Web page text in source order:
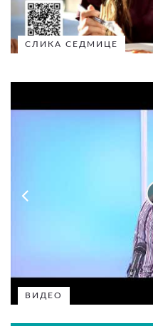
СЛИКА СЕДМИЦЕ
ВИДЕО